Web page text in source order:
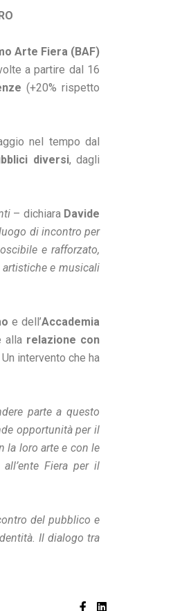
Arte Fiera (BAF)
a partire dal 16
(+20% rispetto
nel tempo dal
diversi, dagli
– dichiara Davide
di incontro per
e rafforzato,
artistiche e musicali
e dell’Accademia
relazione con
Un intervento che ha
parte a questo
opportunità per il
la loro arte e con le
Fiera per il
del pubblico e
Il dialogo tra